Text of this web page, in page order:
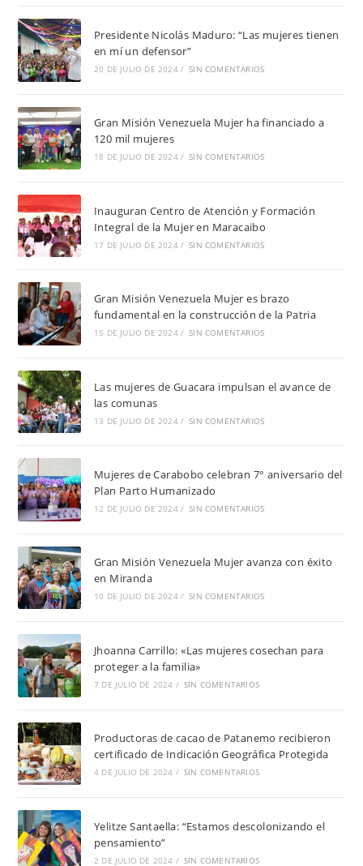
Presidente Nicolás Maduro: “Las mujeres tienen
en mí un defensor”
20 DE JULIO DE 2024 / SIN COMENTARIOS
Gran Misión Venezuela Mujer ha financiado a
120 mil mujeres
18 DE JULIO DE 2024 / SIN COMENTARIOS
Inauguran Centro de Atención y Formación
Integral de la Mujer en Maracaibo
17 DE JULIO DE 2024 / SIN COMENTARIOS
Gran Misión Venezuela Mujer es brazo
fundamental en la construcción de la Patria
15 DE JULIO DE 2024 / SIN COMENTARIOS
Las mujeres de Guacara impulsan el avance de
las comunas
13 DE JULIO DE 2024 / SIN COMENTARIOS
Mujeres de Carabobo celebran 7° aniversario del
Plan Parto Humanizado
12 DE JULIO DE 2024 / SIN COMENTARIOS
Gran Misión Venezuela Mujer avanza con éxito
en Miranda
10 DE JULIO DE 2024 / SIN COMENTARIOS
Jhoanna Carrillo: «Las mujeres cosechan para
proteger a la familia»
7 DE JULIO DE 2024 / SIN COMENTARIOS
Productoras de cacao de Patanemo recibieron
certificado de Indicación Geográfica Protegida
4 DE JULIO DE 2024 / SIN COMENTARIOS
Yelitze Santaella: “Estamos descolonizando el
pensamiento”
2 DE JULIO DE 2024 / SIN COMENTARIOS